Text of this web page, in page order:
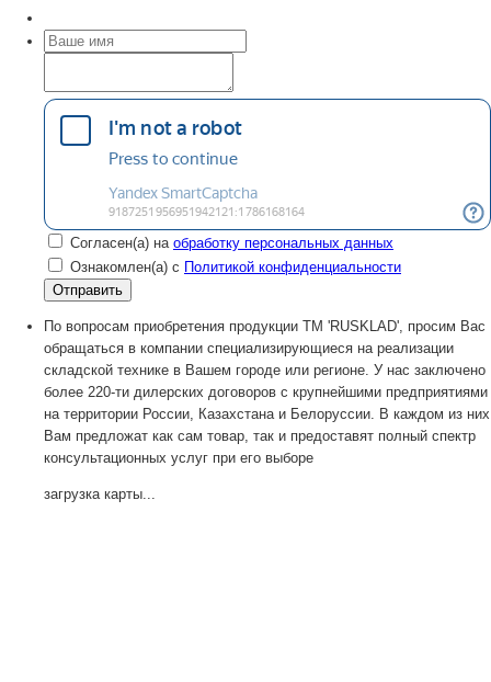
Согласен(а) на обработку персональных данных
Ознакомлен(а) с Политикой конфиденциальности
По вопросам приобретения продукции TM 'RUSKLAD', просим Вас
обращаться в компании специализирующиеся на реализации
складской технике в Вашем городе или регионе. У нас заключено
более 220-ти дилерских договоров с крупнейшими предприятиями
на территории России, Казахстана и Белоруссии. В каждом из них
Вам предложат как сам товар, так и предоставят полный спектр
консультационных услуг при его выборе
загрузка карты...